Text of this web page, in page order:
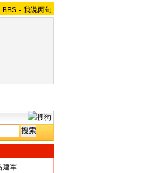
BBS - 我说两句
建军